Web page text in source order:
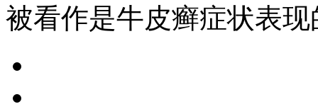
被看作是牛皮癣症状表